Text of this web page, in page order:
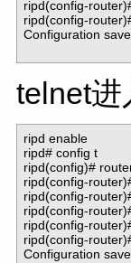
ripd(config-
ripd(config-
Configuration
telnet进
ripd enable
ripd# config t
ripd(config)#
ripd(config-
ripd(config-
ripd(config-
ripd(config-
ripd(config-
Configuration